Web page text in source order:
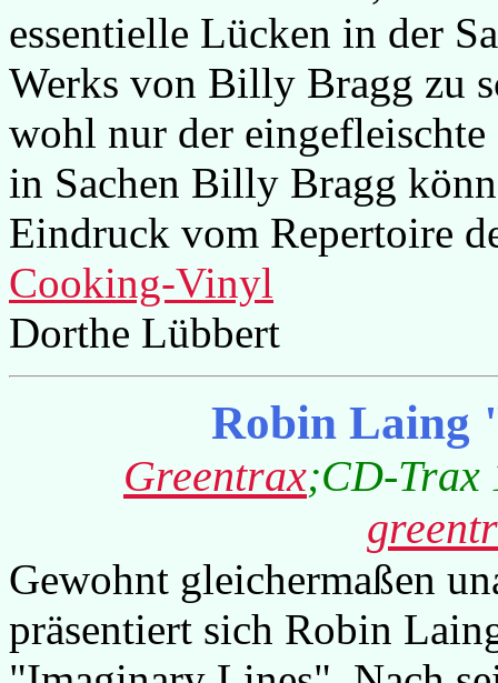
essentielle Lücken in der
Werks von Billy Bragg zu
wohl nur der
in Sachen Billy Bragg
Eindruck vom Repertoire
Cooking-Vinyl
Dorthe Lübbert
Robin Laing
Greentrax;CD-Trax
Gewohnt gleichermaßen
präsentiert sich Robin